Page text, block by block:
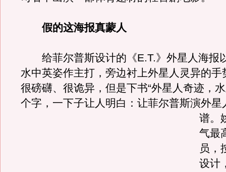
假的这海报真蒙人
给菲尔普斯设计的《E.T.》外星人海报
水中英姿作主打，旁边衬上外星人灵异的手
很磅礴、很诡异，但是下书“外星人奇迹，
个字，一下子让人明白：让菲尔普斯演外星
谱。
气最
员，
设计